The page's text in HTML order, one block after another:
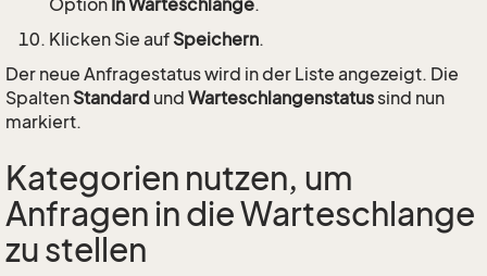
Option In Warteschlange.
Klicken Sie auf Speichern.
Der neue Anfragestatus wird in der Liste angezeigt. Die
Spalten Standard und Warteschlangenstatussind nun
markiert.
Kategorien nutzen, um
Anfragen in die Warteschlange
zu stellen